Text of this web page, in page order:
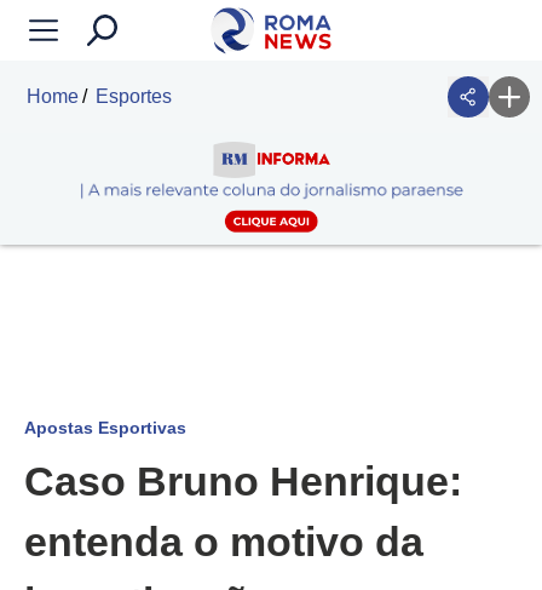
Home Esportes
Apostas Esportivas
Caso Bruno Henrique:
entenda o motivo da